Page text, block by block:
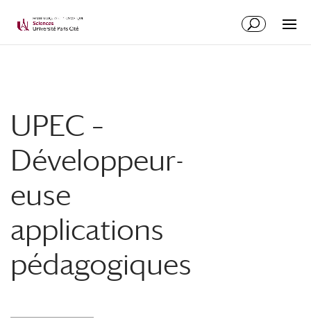
UPEC –
Développeur-
euse
applications
pédagogiques